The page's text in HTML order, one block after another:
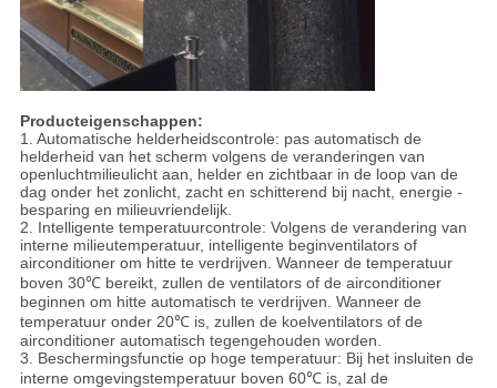
Producteigenschappen:
1. Automatische helderheidscontrole: pas automatisch de
helderheid van het scherm volgens de veranderingen van
openluchtmilieulicht aan, helder en zichtbaar in de loop van de
dag onder het zonlicht, zacht en schitterend bij nacht, energie -
besparing en milieuvriendelijk.
2. Intelligente temperatuurcontrole: Volgens de verandering van
interne milieutemperatuur, intelligente beginventilators of
airconditioner om hitte te verdrijven. Wanneer de temperatuur
boven 30℃ bereikt, zullen de ventilators of de airconditioner
beginnen om hitte automatisch te verdrijven. Wanneer de
temperatuur onder 20℃ is, zullen de koelventilators of de
airconditioner automatisch tegengehouden worden.
3. Beschermingsfunctie op hoge temperatuur: Bij het insluiten de
interne omgevingstemperatuur boven 60℃ is, zal de